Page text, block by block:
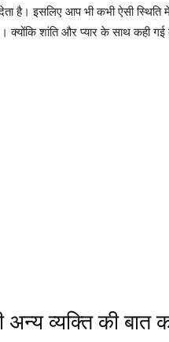
देता है। इसलिए आप भी कभी ऐसी
क्योंकि शांति और प्यार के साथ कही
व्यक्ति की बात